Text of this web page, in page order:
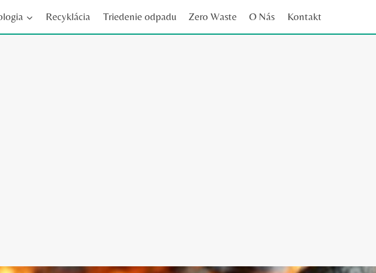
Recyklácia Triedenie odpadu Zero Waste O Nás Kontakt